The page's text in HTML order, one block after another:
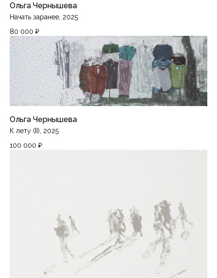
Ольга Чернышева
Начать заранее, 2025
80 000 ₽
Ольга Чернышева
К лету (II), 2025
100 000 ₽
PiranesiLAB © 2026
*Продукты компании Meta, признанной
Разработка сайта